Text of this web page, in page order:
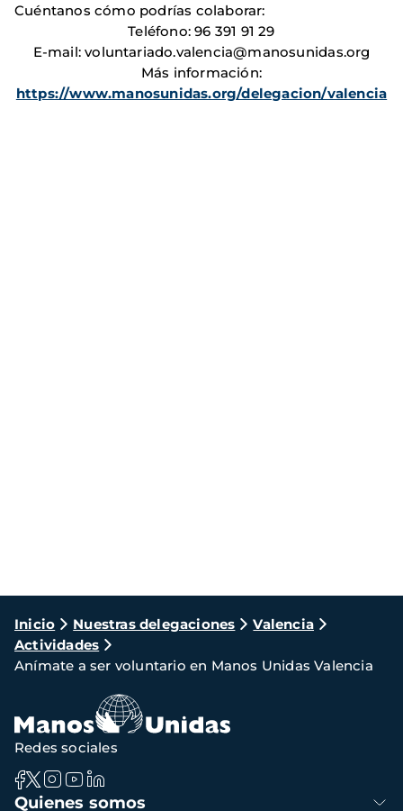
Cuéntanos cómo podrías colaborar:
Teléfono: 96 391 91 29
E-mail: voluntariado.valencia@manosunidas.org
Más información:
https://www.manosunidas.org/delegacion/valencia
Ruta
de
navegación
Inicio Nuestras delegaciones
Valencia
Actividades
Anímate a ser voluntario en Manos Unidas Valencia
Navegación
Quienes somos
Redes sociales